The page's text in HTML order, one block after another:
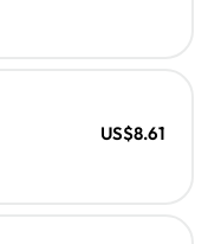
US$8.61